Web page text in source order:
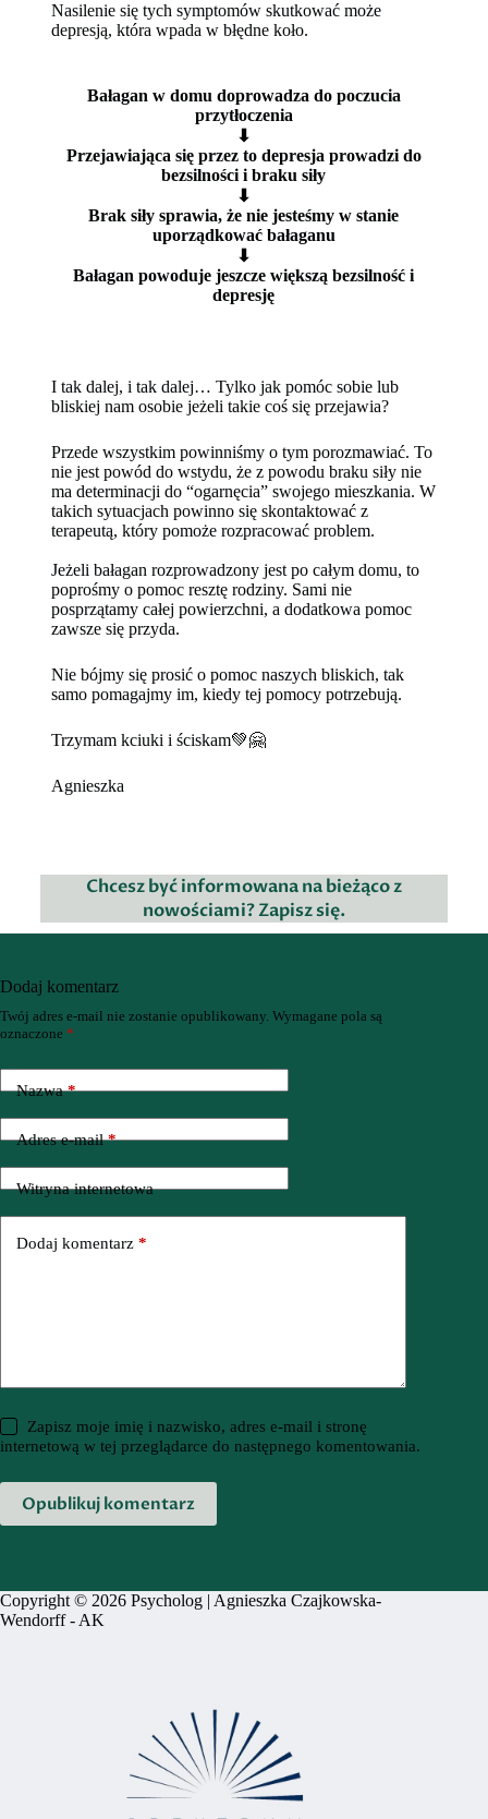
Nasilenie się tych symptomów skutkować może
depresją, która wpada w błędne koło.
Bałagan w domu doprowadza do poczucia
przytłoczenia
⬇
Przejawiająca się przez to depresja prowadzi do
bezsilności i braku siły
⬇
Brak siły sprawia, że nie jesteśmy w stanie
uporządkować bałaganu
⬇
Bałagan powoduje jeszcze większą bezsilność i
depresję
I tak dalej, i tak dalej… Tylko jak pomóc sobie lub
bliskiej nam osobie jeżeli takie coś się przejawia?
Przede wszystkim powinniśmy o tym porozmawiać. To
nie jest powód do wstydu, że z powodu braku siły nie
ma determinacji do “ogarnęcia” swojego mieszkania. W
takich sytuacjach powinno się skontaktować z
terapeutą, który pomoże rozpracować problem.
Jeżeli bałagan rozprowadzony jest po całym domu, to
poprośmy o pomoc resztę rodziny. Sami nie
posprzątamy całej powierzchni, a dodatkowa pomoc
zawsze się przyda.
Nie bójmy się prosić o pomoc naszych bliskich, tak
samo pomagajmy im, kiedy tej pomocy potrzebują.
Trzymam kciuki i ściskam💚🤗
Agnieszka
Chcesz być informowana na bieżąco z
nowościami? Zapisz się.
Dodaj komentarz
Twój adres e-mail nie zostanie opublikowany. Wymagane pola są
oznaczone *
Nazwa*
Adres e-mail*
Witryna internetowa
Dodaj komentarz *
Zapisz moje imię i nazwisko, adres e-mail i stronę
internetową w tej przeglądarce do następnego komentowania.
Opublikuj komentarz
Copyright © 2026 Psycholog | Agnieszka Czajkowska-
Wendorff - AK